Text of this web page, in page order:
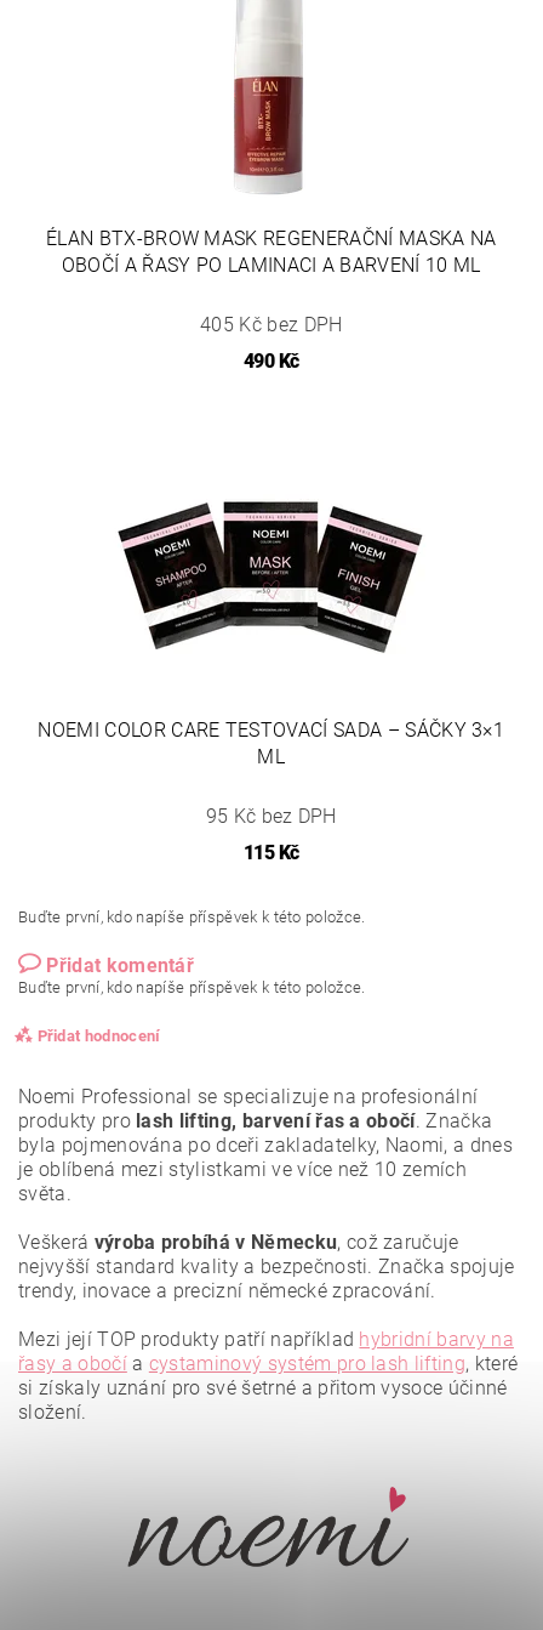
ÉLAN BTX-BROW MASK REGENERAČNÍ MASKA NA
OBOČÍ A ŘASY PO LAMINACI A BARVENÍ 10 ML
405 Kč bez DPH
490 Kč
NOEMI COLOR CARE TESTOVACÍ SADA – SÁČKY 3×1
ML
95 Kč bez DPH
115 Kč
Buďte první, kdo napíše příspěvek k této položce.
Přidat komentář
Buďte první, kdo napíše příspěvek k této položce.
Přidat hodnocení
Vložením hodnocení souhlasíte se
Noemi Professional se specializuje na profesionální
produkty pro lash lifting, barvení řas a obočí. Značka
byla pojmenována po dceři zakladatelky, Naomi, a dnes
je oblíbená mezi stylistkami ve více než 10 zemích
světa.
Veškerá výroba probíhá v Německu, což zaručuje
nejvyšší standard kvality a bezpečnosti. Značka spojuje
trendy, inovace a precizní německé zpracování.
Mezi její TOP produkty patří například hybridní barvy na
řasy a obočía cystaminový systém pro lash lifting, které
si získaly uznání pro své šetrné a přitom vysoce účinné
složení.